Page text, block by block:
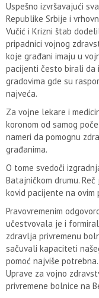
Uspešno izvršavajući
Republike Srbije i
Vučić i Krizni štab
pripadnici vojnog
koje građani imaju u
pacijenti često birali da
gradovima gde su
najveća.
Za vojne lekare i
koronom od samog
nameri da pomognu
građanima.
O tome svedoči
Batajničkom drumu.
kovid pacijente na ovim
Pravovremenim
učestvovala je i
zdravlja privremenu
sačuvali kapaciteti
pomoć najviše
Uprave za vojno
privremene bolnice na